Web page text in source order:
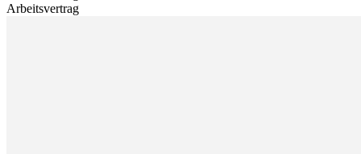
Arbeitsvertrag